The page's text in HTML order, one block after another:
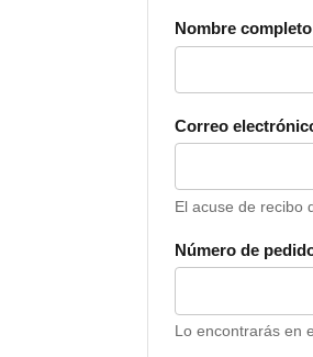
Nombre
Correo
El acuse de recibo
Número de
Lo encontrarás en